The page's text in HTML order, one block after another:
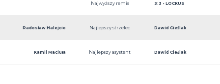
Najwyższy remis 3:3 - LOCKUS
Radosław Halejcio Najlepszy strzelec Dawid Cieślak
Kamil Maciuła Najlepszy asystent Dawid Cieślak